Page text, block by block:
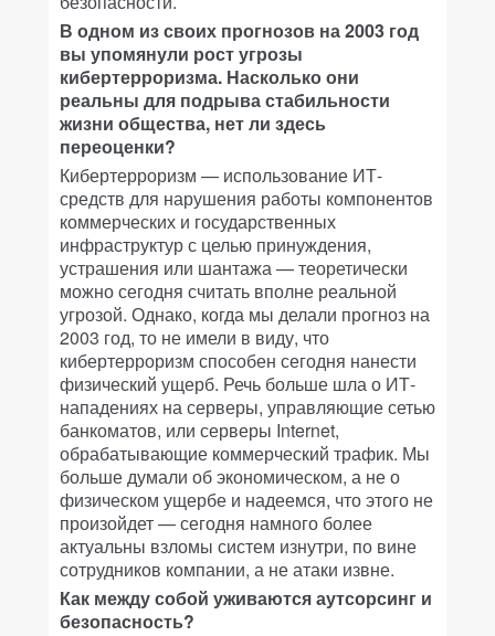
В одном из своих прогнозов на 2003 год
вы упомянули рост угрозы
кибертерроризма. Насколько они
реальны для подрыва стабильности
жизни общества, нет ли здесь
переоценки?
Кибертерроризм — использование ИТ-
средств для нарушения работы компонентов
коммерческих и государственных
инфраструктур с целью принуждения,
устрашения или шантажа — теоретически
можно сегодня считать вполне реальной
угрозой. Однако, когда мы делали прогноз на
2003 год, то не имели в виду, что
кибертерроризм способен сегодня нанести
физический ущерб. Речь больше шла о ИТ-
нападениях на серверы, управляющие сетью
банкоматов, или серверы Internet,
обрабатывающие коммерческий трафик. Мы
больше думали об экономическом, а не о
физическом ущербе и надеемся, что этого не
произойдет — сегодня намного более
актуальны взломы систем изнутри, по вине
сотрудников компании, а не атаки извне.
Как между собой уживаются аутсорсинг и
безопасность?